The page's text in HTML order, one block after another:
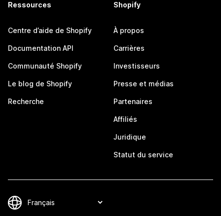
Ressources
Centre d’aide de Shopify
Documentation API
Communauté Shopify
Le blog de Shopify
Recherche
Shopify
À propos
Carrières
Investisseurs
Presse et médias
Partenaires
Affiliés
Juridique
Statut du service